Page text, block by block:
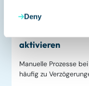
Deny
März 19, 2025
aktivieren
Manuelle Prozesse
häufig zu